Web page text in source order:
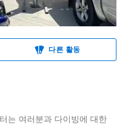
다른 활동
는 여러분과 다이빙에 대한